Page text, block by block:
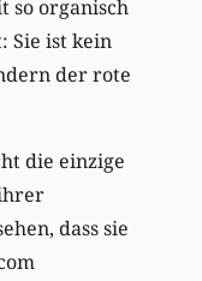
so organisch
Sie ist kein
der rote
die einzige
dass sie